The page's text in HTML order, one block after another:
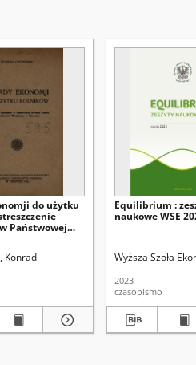
(Lublin). Instytut Historii
do użytku
Państwowej
Konrad
Equilibrium :
naukowe WSE
Wyższa Szoła
2023
czasopismo